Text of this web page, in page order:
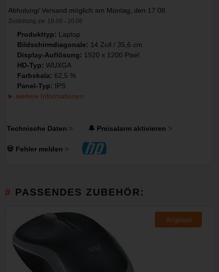
Abholung/ Versand möglich am Montag, den 17.08
Zustellung zw. 18.08 - 20.08
Produkttyp: Laptop
Bildschirmdiagonale: 14 Zoll / 35,6 cm
Display-Auflösung: 1920 x 1200 Pixel
HD-Typ: WUXGA
Farbskala: 62,5 %
Panel-Typ: IPS
weitere Informationen
Technische Daten 🔔 Preisalarm aktivieren
💀 Fehler melden
PASSENDES ZUBEHÖR:
Angebot